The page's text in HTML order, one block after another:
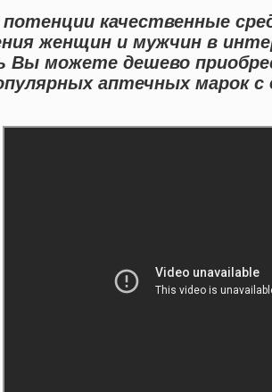
качественные
женщин и мужчин в
Вы можете дешево
аптечных марок